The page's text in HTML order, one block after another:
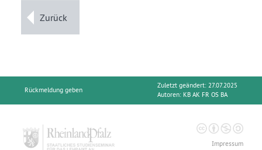
Zurück
Rückmeldung geben
Zuletzt geändert: 27.07.2025
Autoren: KB AK FR OS BA
Impressum